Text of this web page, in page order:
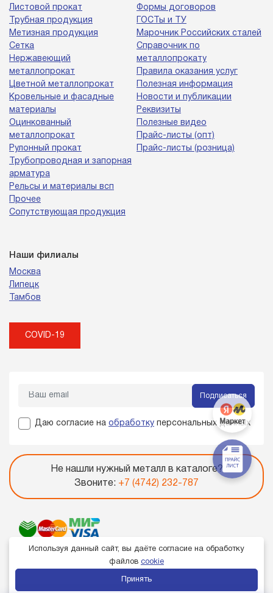
Листовой прокат
Трубная продукция
Метизная продукция
Сетка
Нержавеющий
металлопрокат
Цветной металлопрокат
Кровельные и фасадные
материалы
Оцинкованный
металлопрокат
Рулонный прокат
Трубопроводная и запорная
арматура
Рельсы и материалы всп
Прочее
Сопутствующая продукция
Формы договоров
ГОСТы и ТУ
Марочник Российских сталей
Справочник по
металлопрокату
Правила оказания услуг
Полезная информация
Новости и публикации
Реквизиты
Полезные видео
Прайс-листы (опт)
Прайс-листы (розница)
Наши филиалы
Москва
Липецк
Тамбов
COVID-19
Подписаться
Даю согласие на обработку персональных данных
Не нашли нужный металл в каталоге?
Звоните: +7 (4742) 232-787
Используя данный сайт, вы даёте согласие на обработку
файлов cookie
Принять